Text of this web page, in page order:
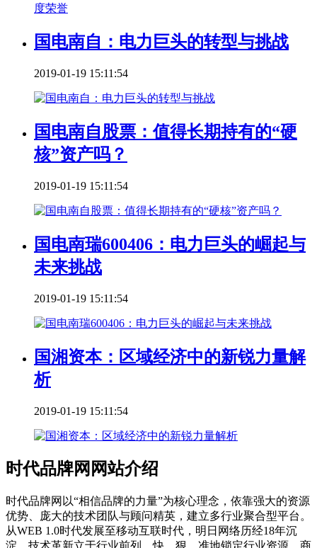
国电南自：电力巨头的转型与挑战
2019-01-19 15:11:54
国电南自股票：值得长期持有的“硬
核”资产吗？
2019-01-19 15:11:54
国电南瑞600406：电力巨头的崛起与
未来挑战
2019-01-19 15:11:54
国湘资本：区域经济中的新锐力量解
析
2019-01-19 15:11:54
时代品牌网网站介绍
时代品牌网以“相信品牌的力量”为核心理念，依靠强大的资源
优势、庞大的技术团队与顾问精英，建立多行业聚合型平台。
从WEB 1.0时代发展至移动互联时代，明日网络历经18年沉